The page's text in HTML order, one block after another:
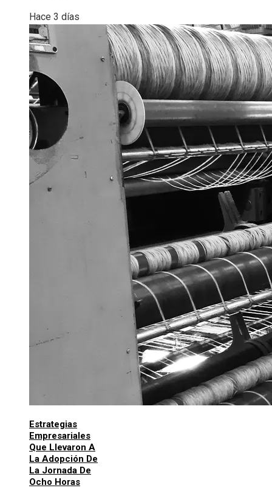
Hace 3 días
Estrategias
Empresariales
Que Llevaron A
La Adopción De
La Jornada De
Ocho Horas